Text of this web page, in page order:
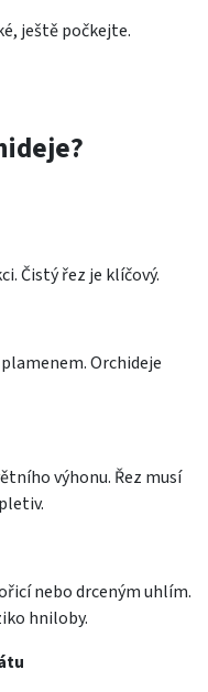
ještě počkejte.
Čistý řez je klíčový.
Orchideje
výhonu. Řez musí
nebo drceným uhlím.
hniloby.